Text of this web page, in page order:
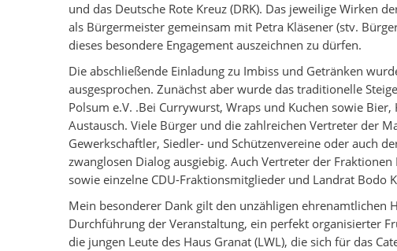
und das Deutsche Rote Kreuz (DRK). Das jeweilige Wirken
als Bürgermeister gemeinsam mit Petra Kläsener (stv.
dieses besondere Engagement auszeichnen zu dürfen.
Die abschließende Einladung zu Imbiss und Getränken
ausgesprochen. Zunächst aber wurde das traditionelle
Polsum e.V. .Bei Currywurst, Wraps und Kuchen sowie
Austausch. Viele Bürger und die zahlreichen Vertreter der
Gewerkschaftler, Siedler- und Schützenvereine oder auch
zwanglosen Dialog ausgiebig. Auch Vertreter der
sowie einzelne CDU-Fraktionsmitglieder und Landrat Bodo
Mein besonderer Dank gilt den unzähligen ehrenamtlichen
Durchführung der Veranstaltung, ein perfekt organisierter
die jungen Leute des Haus Granat (LWL), die sich für das